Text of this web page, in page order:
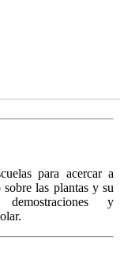
para acercar a
las plantas y su
demostraciones y